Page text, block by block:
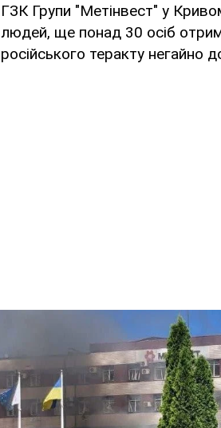
ГЗК Групи "Метінвест" у
людей, ще понад 30 осіб
російського теракту негайно